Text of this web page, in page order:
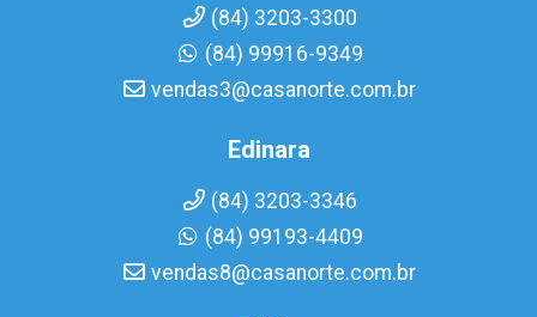
(84) 3203-3300
(84) 99916-9349
vendas3@casanorte.com.br
Edinara
(84) 3203-3346
(84) 99193-4409
vendas8@casanorte.com.br